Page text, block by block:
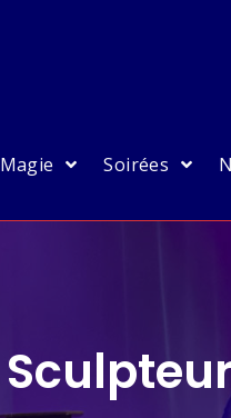
Magie Soirées